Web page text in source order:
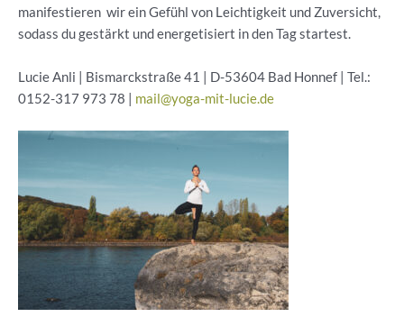
manifestieren wir ein Gefühl von Leichtigkeit und Zuversicht,
sodass du gestärkt und energetisiert in den Tag startest.
Lucie Anli | Bismarckstraße 41 | D-53604 Bad Honnef | Tel.:
0152-317 973 78 | mail@yoga-mit-lucie.de